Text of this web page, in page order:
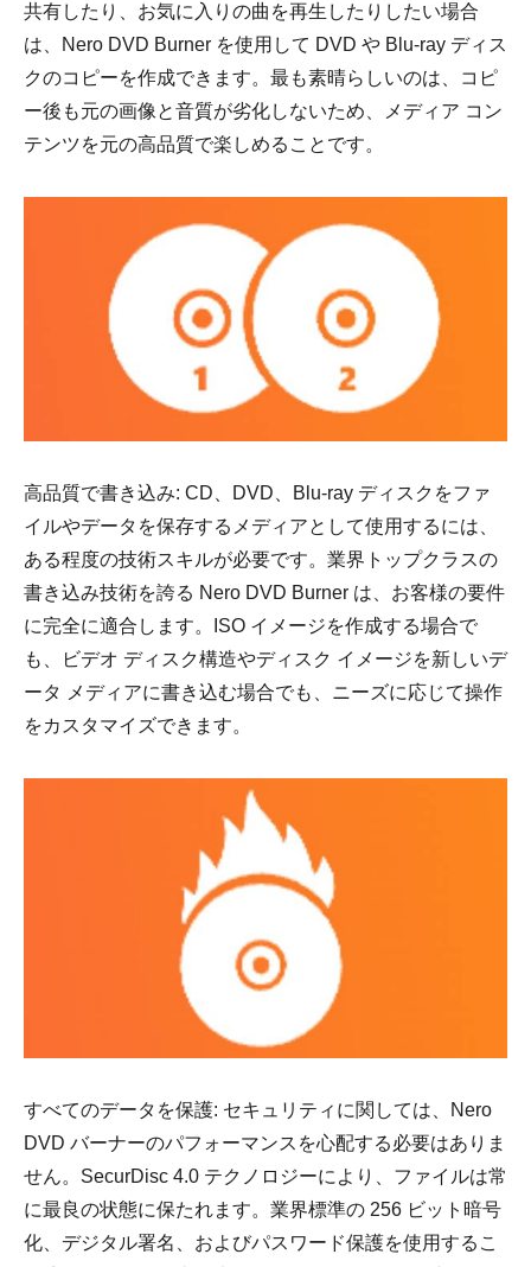
共有したり、お気に入りの曲を再生したりしたい場合
は、Nero DVD Burner を使用して DVD や Blu-ray ディス
クのコピーを作成できます。最も素晴らしいのは、コピ
ー後も元の画像と音質が劣化しないため、メディア コン
テンツを元の高品質で楽しめることです。
高品質で書き込み: CD、DVD、Blu-ray ディスクをファ
イルやデータを保存するメディアとして使用するには、
ある程度の技術スキルが必要です。業界トップクラスの
書き込み技術を誇る Nero DVD Burner は、お客様の要件
に完全に適合します。ISO イメージを作成する場合で
も、ビデオ ディスク構造やディスク イメージを新しいデ
ータ メディアに書き込む場合でも、ニーズに応じて操作
をカスタマイズできます。
すべてのデータを保護: セキュリティに関しては、Nero
DVD バーナーのパフォーマンスを心配する必要はありま
せん。SecurDisc 4.0 テクノロジーにより、ファイルは常
に最良の状態に保たれます。業界標準の 256 ビット暗号
化、デジタル署名、およびパスワード保護を使用するこ